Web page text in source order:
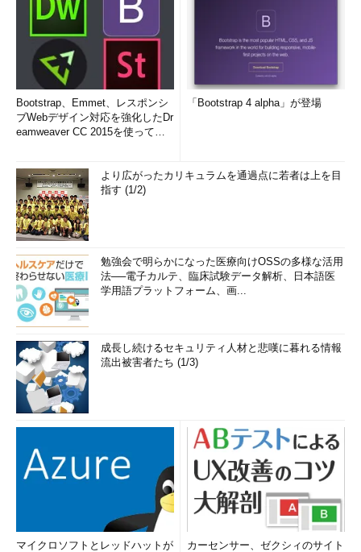
Bootstrap、Emmet、レスポンシ
ブWebデザイン対応を強化したDr
eamweaver CC 2015を使って
「Bootstrap 4 alpha」が登場
より広がったカリキュラムを通過点に若者は上を目
指す (1/2)
勉強会で明らかになった医療向けOSSの多様な活用
法──電子カルテ、臨床試験データ解析、日本語医
学用語プラットフォーム、画...
成長し続けるセキュリティ人材と悲嘆に暮れる情報
流出被害者たち (1/3)
マイクロソフトとレッドハットが
カーセンサー、ゼクシィのサイト